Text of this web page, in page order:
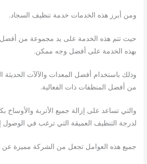
ومن أبرز هذه الخدمات خدمة تنظيف السجاد.
حيث تتم هذه الخدمة على يد مجموعة من أفضل
بهذه الخدمة على أفضل وجه ممكن.
وذلك باستخدام أفضل المعدات والآلآت
من أفضل المنظفات ذات الفعالية.
والتي تساعد على إزالة جميع الأتربة
لدرجة التنظيف العميقة التي ترغب في الوصول
جميع هذه العوامل تجعل من الشركة مميزة عن